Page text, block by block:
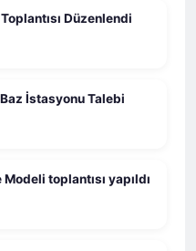
Düzenlendi
İstasyonu Talebi
toplantısı yapıldı